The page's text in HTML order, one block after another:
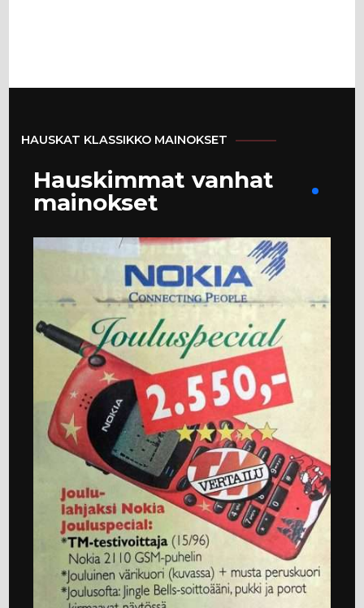
HAUSKAT KLASSIKKO MAINOKSET
Hauskimmat vanhat
mainokset